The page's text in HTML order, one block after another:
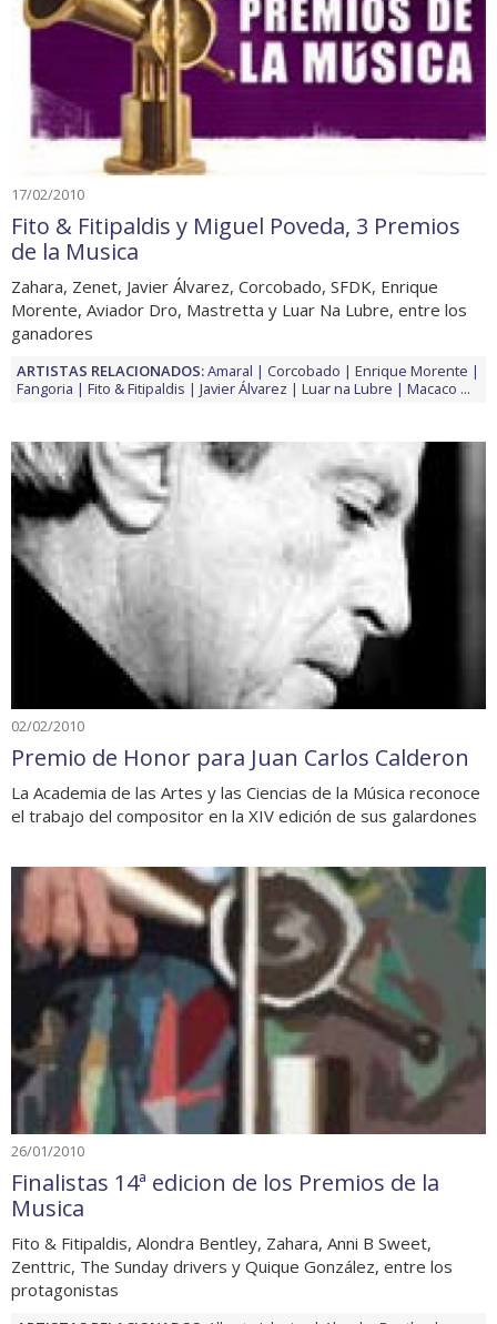
17/02/2010
Fito & Fitipaldis y Miguel Poveda, 3 Premios
de la Musica
Zahara, Zenet, Javier Álvarez, Corcobado, SFDK, Enrique
Morente, Aviador Dro, Mastretta y Luar Na Lubre, entre los
ganadores
ARTISTAS RELACIONADOS:Amaral Corcobado
Enrique Morente
Fangoria
Fito & Fitipaldis Javier Álvarez Luar na Lubre Macaco ...
02/02/2010
Premio de Honor para Juan Carlos Calderon
La Academia de las Artes y las Ciencias de la Música reconoce
el trabajo del compositor en la XIV edición de sus galardones
26/01/2010
Finalistas 14ª edicion de los Premios de la
Musica
Fito & Fitipaldis, Alondra Bentley, Zahara, Anni B Sweet,
Zenttric, The Sunday drivers y Quique González, entre los
protagonistas